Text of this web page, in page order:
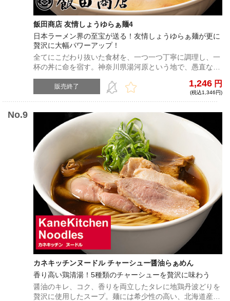
飯田商店 友情しょうゆらぁ麺4
日本ラーメン界の至宝が送る！友情しょうゆらぁ麺が更に
贅沢に大幅パワーアップ！
全てにこだわり抜いた食材を、一つ一つ丁寧に調理し、一
杯の丼に命を宿す。神奈川県湯河原という地で、愚直なま
でに本物にこだわり、本物を提供し続けた、孤高の天才・
飯田将太が届ける究極の逸品！ これまで絆イベントでは、
盟友富田治店主との友情らぁ麺として、贅沢を尽くした一
りの高級食材をふんだんに詰め込んだ、超ハイクオリティ
な一杯！
販売終了 1,246 円
(税込1,346円)
カネキッチンヌードル チャーシュー醤油らぁめん
香り高い鶏清湯！5種類のチャーシューを贅沢に味わう
醤油のキレ、コク、香りを両立したタレに地鶏丹波どりを
贅沢に使用したスープ。麺には希少性の高い、北海道産小